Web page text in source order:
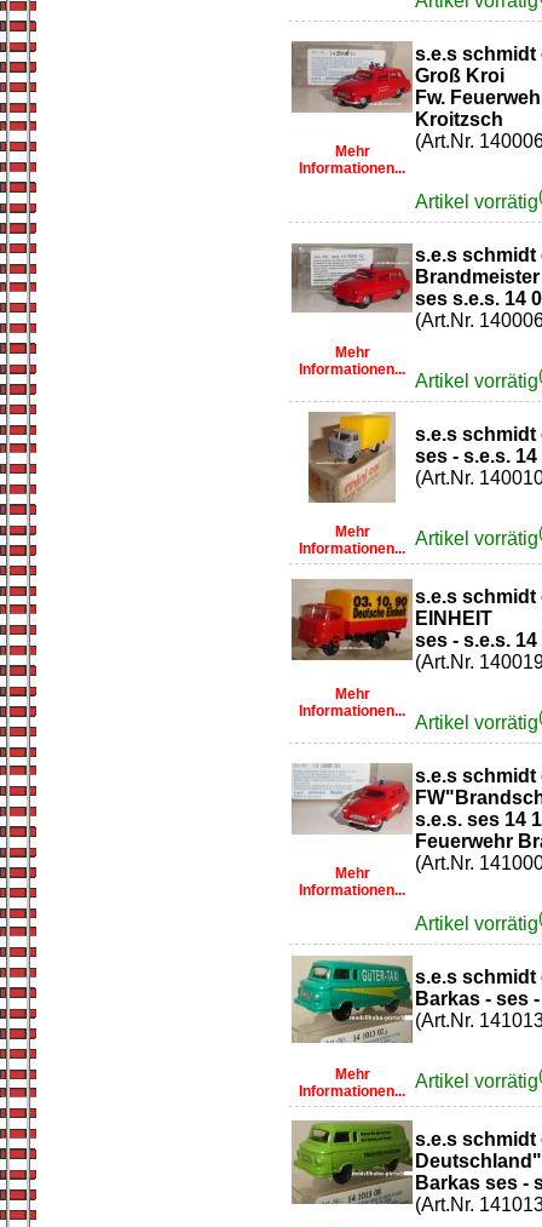
Mehr
Informationen...
s.e.s schmidt
Groß Kroi
Fw.
Kroitzsch
(Art.Nr.
Artikel vorrätig
Mehr
Informationen...
s.e.s schmidt
Brandmeister
ses s.e.s. 14
(Art.Nr.
Artikel vorrätig
Mehr
Informationen...
s.e.s schmidt
ses - s.e.s. 14
(Art.Nr.
Artikel vorrätig
Mehr
Informationen...
s.e.s schmidt
EINHEIT
ses - s.e.s. 14
(Art.Nr.
Artikel vorrätig
Mehr
Informationen...
s.e.s schmidt
s.e.s. ses 14
Feuerwehr
(Art.Nr.
Artikel vorrätig
Mehr
Informationen...
s.e.s schmidt
Barkas - ses
(Art.Nr.
Artikel vorrätig
s.e.s schmidt
Barkas ses -
(Art.Nr.